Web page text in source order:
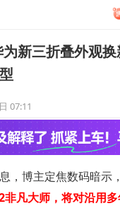
新三折叠外观
07:11
，博主定焦数码暗示，
凡大师，将对沿用